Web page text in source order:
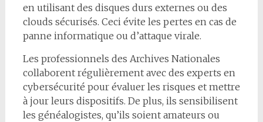
en utilisant des disques durs externes ou des
clouds sécurisés. Ceci évite les pertes en cas de
panne informatique ou d’attaque virale.
Les professionnels des Archives Nationales
collaborent régulièrement avec des experts en
cybersécurité pour évaluer les risques et mettre
à jour leurs dispositifs. De plus, ils sensibilisent
les généalogistes, qu’ils soient amateurs ou